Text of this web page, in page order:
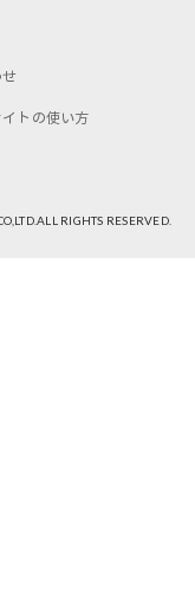
トの使い方
RIGHTS RESERVED.